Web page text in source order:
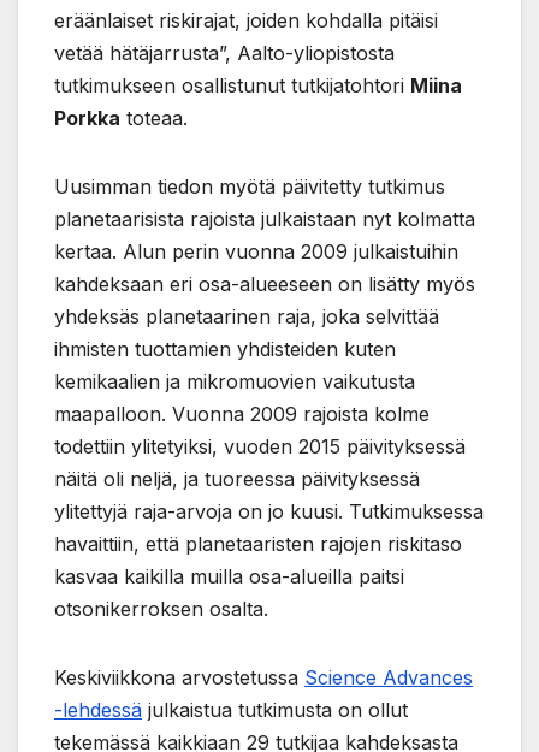
eräänlaiset riskirajat, joiden kohdalla pitäisi
vetää hätäjarrusta”, Aalto-yliopistosta
tutkimukseen osallistunut tutkijatohtori Miina
Porkka toteaa.
Uusimman tiedon myötä päivitetty tutkimus
planetaarisista rajoista julkaistaan nyt kolmatta
kertaa. Alun perin vuonna 2009 julkaistuihin
kahdeksaan eri osa-alueeseen on lisätty myös
yhdeksäs planetaarinen raja, joka selvittää
ihmisten tuottamien yhdisteiden kuten
kemikaalien ja mikromuovien vaikutusta
maapalloon. Vuonna 2009 rajoista kolme
todettiin ylitetyiksi, vuoden 2015 päivityksessä
näitä oli neljä, ja tuoreessa päivityksessä
ylitettyjä raja-arvoja on jo kuusi. Tutkimuksessa
havaittiin, että planetaaristen rajojen riskitaso
kasvaa kaikilla muilla osa-alueilla paitsi
otsonikerroksen osalta.
Keskiviikkona arvostetussa Science Advances
-lehdessä julkaistua tutkimusta on ollut
tekemässä kaikkiaan 29 tutkijaa kahdeksasta